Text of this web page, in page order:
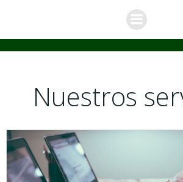
Saltar
al
contenido
Nuestros